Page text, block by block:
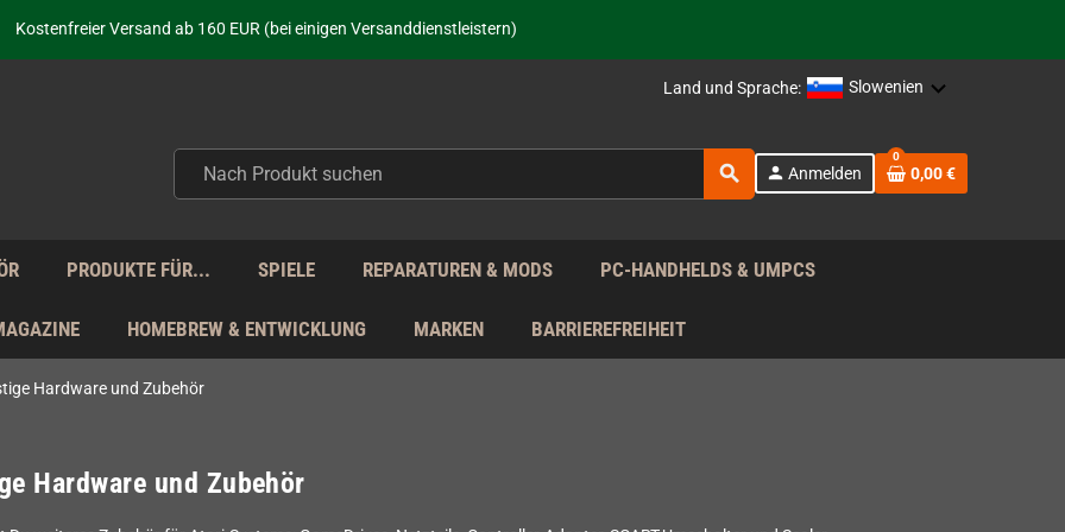
Kostenfreier Versand ab 160 EUR (bei einigen Versanddienstleistern)
Seit über 20 Jahren Deine Anlaufstelle für neue Retro-Hardware!
Täglicher Versand Mo - Fr aus Deutschland - zollfrei innerhalb der EU!
Land und Sprache: Slowenien
search person Anmelden
0
0,00 €
PRODUKTE FÜR... SPIELE REPARATUREN & MODS PC-HANDHELDS & UMPCS
HOMEBREW & ENTWICKLUNG MARKEN BARRIEREFREIHEIT
Hardware und Zubehör
Hardware und Zubehör